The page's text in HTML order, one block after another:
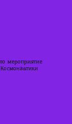
мероприятие